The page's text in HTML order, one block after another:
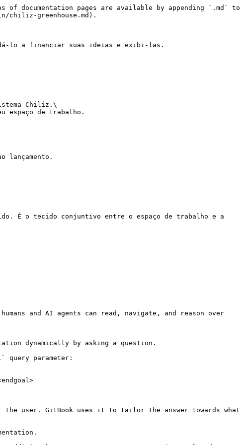
documentation pages are available by appending `.md` to
chiliz-greenhouse.md).
lo a financiar suas ideias e exibi-las.
Chiliz.\
espaço de trabalho.
lançamento.
É o tecido conjuntivo entre o espaço de trabalho e a
and AI agents can read, navigate, and reason over
dynamically by asking a question.
query parameter:
user. GitBook uses it to tailor the answer towards what